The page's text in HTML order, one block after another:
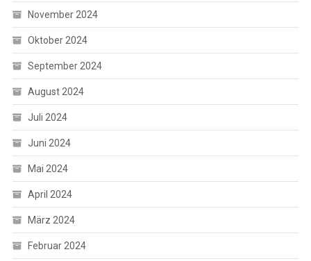
November 2024
Oktober 2024
September 2024
August 2024
Juli 2024
Juni 2024
Mai 2024
April 2024
März 2024
Februar 2024